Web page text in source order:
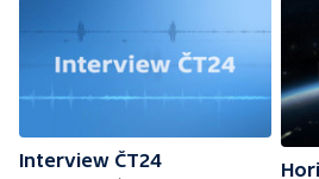
Interview ČT24